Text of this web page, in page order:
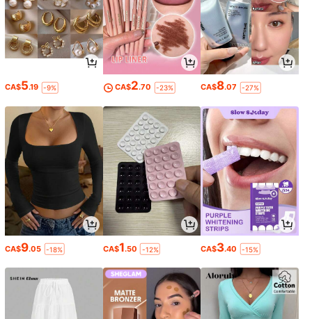
CA$5.19 -9% CA$2.70 -23% CA$8.07 -27%
CA$9.05 -18% CA$1.50 -12% CA$3.40 -15%